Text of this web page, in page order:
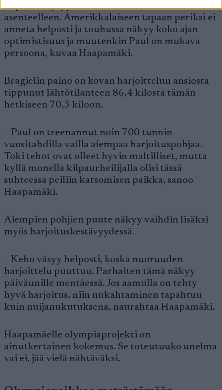
nopeaa. Täytyy nostaa hattua hänen
asenteelleen. Amerikkalaiseen tapaan periksi ei
anneta helposti ja touhussa näkyy koko ajan
optimistisuus ja muutenkin Paul on mukava
persoona, kuvaa Haapamäki.
Bragielin paino on kovan harjoittelun ansiosta
tippunut lähtötilanteen 86,4 kilosta tämän
hetkiseen 70,3 kiloon.
– Paul on treenannut noin 700 tunnin
vuositahdilla vailla aiempaa harjoituspohjaa.
Toki tehot ovat olleet hyvin maltilliset, mutta
kyllä monella kilpaurheilijalla olisi tässä
suhteessa peiliin katsomisen paikka, sanoo
Haapamäki.
Aiempien pohjien puute näkyy vaihdin lisäksi
myös harjoituskestävyydessä.
– Keho väsyy helposti, koska nuoruuden
harjoittelu puuttuu. Parhaiten tämä näkyy
päiväunille mentäessä. Jos aamulla on tehty
hyvä harjoitus, niin nukahtaminen tapahtuu
kuin nuijanukutuksena, naurahtaa Haapamäki.
Haapamäelle olympiaprojekti on
ainutkertainen kokemus. Se toteutuuko unelma
vai ei, jää vielä nähtäväksi.